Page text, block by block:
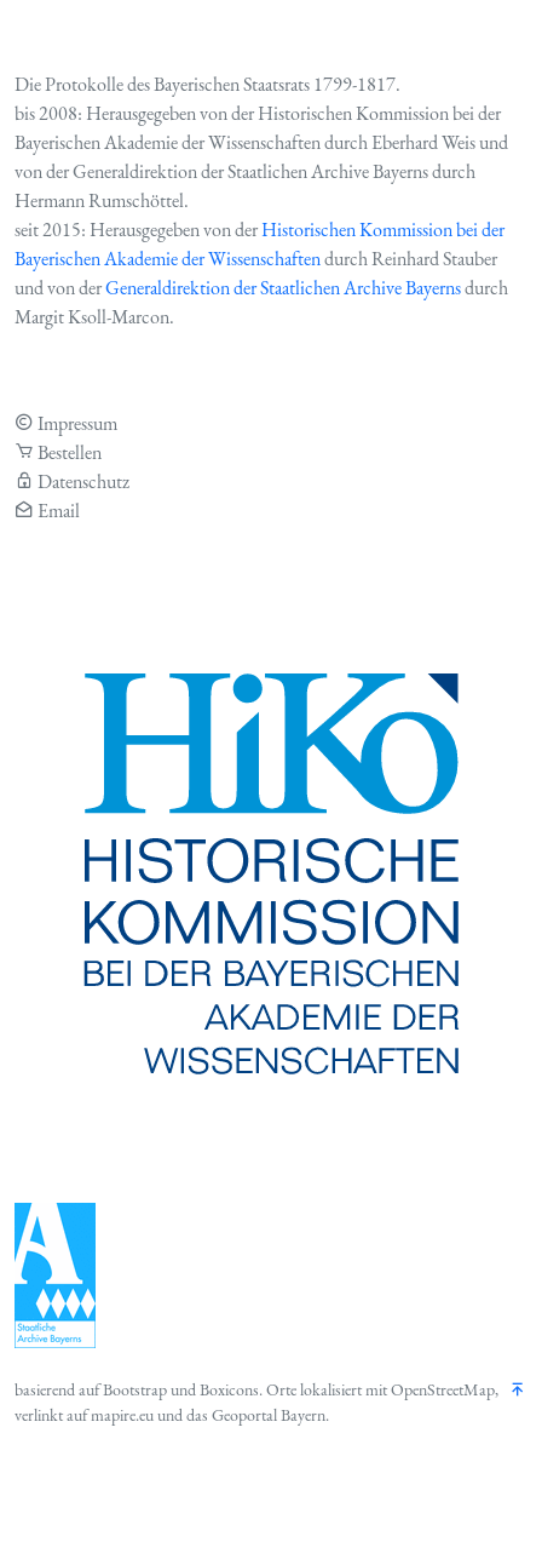
Die Protokolle des Bayerischen Staatsrats 1799-1817.
bis 2008: Herausgegeben von der Historischen Kommission bei der
Bayerischen Akademie der Wissenschaften durch Eberhard Weis und
von der Generaldirektion der Staatlichen Archive Bayerns durch
Hermann Rumschöttel.
seit 2015: Herausgegeben von derHistorischen Kommission bei der
Bayerischen Akademie der Wissenschaftendurch Reinhard Stauber
und von derGeneraldirektion der Staatlichen Archive Bayernsdurch
Margit Ksoll-Marcon.
Impressum
Bestellen
Datenschutz
Email
basierend aufBootstrapundBoxicons. Orte lokalisiert mitOpenStreetMap,
verlinkt aufmapire.euund das Geoportal Bayern.